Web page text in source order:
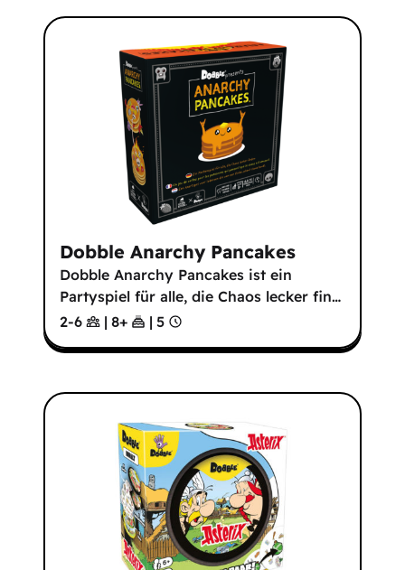
Dobble Anarchy Pancakes
Dobble Anarchy Pancakes ist ein
Partyspiel für alle, die Chaos lecker fin…
2-6
| 8+ | 5